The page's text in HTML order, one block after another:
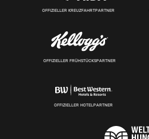
OFFIZIELLER KREUZFAHRTPARTNER
OFFIZIELLER FRÜHSTÜCKSPARTNER
OFFIZIELLER HOTELPARTNER